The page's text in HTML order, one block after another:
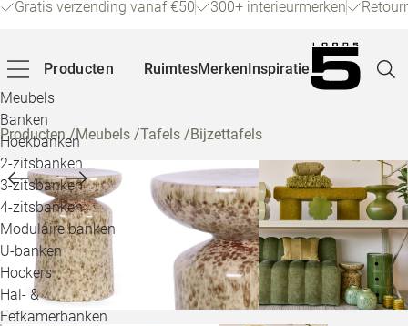
Gratis verzending vanaf €50 300+ interieurmerken
Producten
Meubels
Banken
Hoekbanken
2-zitsbanken
3-zitsbanken
4-zitsbanken
Modulaire banken
U-banken
Hockers
Hal- &
Eetkamerbanken
RuimtesMerkenInspiratie
Producten/Meubels /Tafels /Bijzettafels